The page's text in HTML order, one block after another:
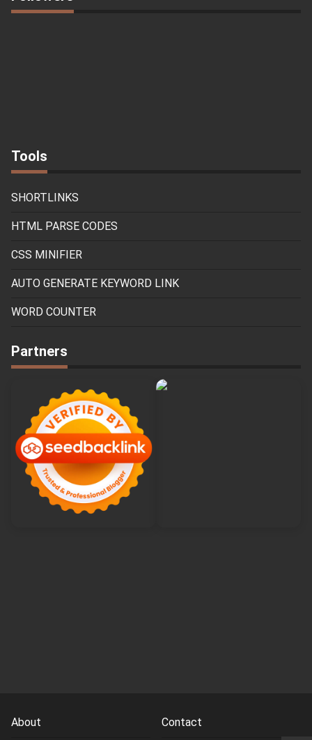
Tools
SHORTLINKS
HTML PARSE CODES
CSS MINIFIER
AUTO GENERATE KEYWORD LINK
WORD COUNTER
Partners
About Contact